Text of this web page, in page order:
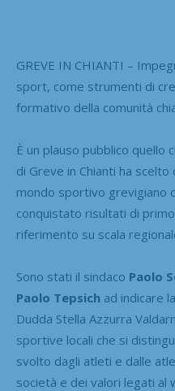
GREVE IN CHIANTI –
sport, come strumenti di
formativo della comunità
È un plauso pubblico quello
di Greve in Chianti ha
mondo sportivo grevigiano
conquistato risultati di
riferimento su scala
Sono stati il sindaco Paolo
Paolo Tepsich ad indicare
Dudda Stella Azzurra
sportive locali che si
svolto dagli atleti e dalle
società e dei valori legati al